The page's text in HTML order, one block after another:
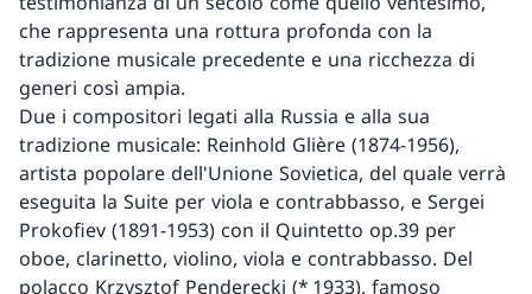
che rappresenta una rottura profonda con la
tradizione musicale precedente e una ricchezza di
generi così ampia.
Due i compositori legati alla Russia e alla sua
tradizione musicale: Reinhold Glière (1874-1956),
artista popolare dell'Unione Sovietica, del quale verrà
eseguita la Suite per viola e contrabbasso, e Sergei
Prokofiev (1891-1953) con il Quintetto op.39 per
oboe, clarinetto, violino, viola e contrabbasso. Del
polacco Krzysztof Penderecki (* 1933), famoso